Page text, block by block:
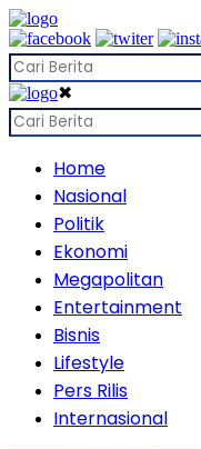
✖
Home
Nasional
Politik
Ekonomi
Megapolitan
Entertainment
Bisnis
Lifestyle
Pers Rilis
Internasional